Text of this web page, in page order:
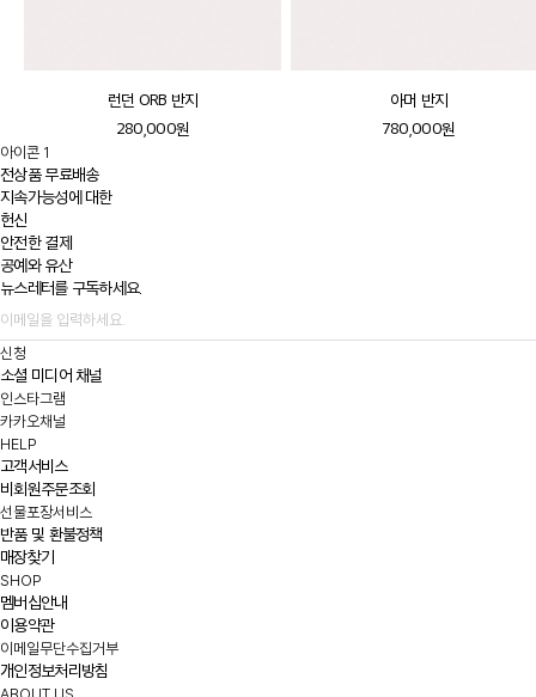
런던 ORB 반지
280,000원
아머 반지
780,000원
아이콘 1
전상품 무료배송
지속가능성에 대한
헌신
안전한 결제
공예와 유산
뉴스레터를 구독하세요.
신청
소셜 미디어 채널
인스타그램
카카오채널
HELP
고객서비스
비회원주문조회
선물포장서비스
반품 및 환불정책
매장찾기
SHOP
멤버십안내
이용약관
이메일무단수집거부
개인정보처리방침